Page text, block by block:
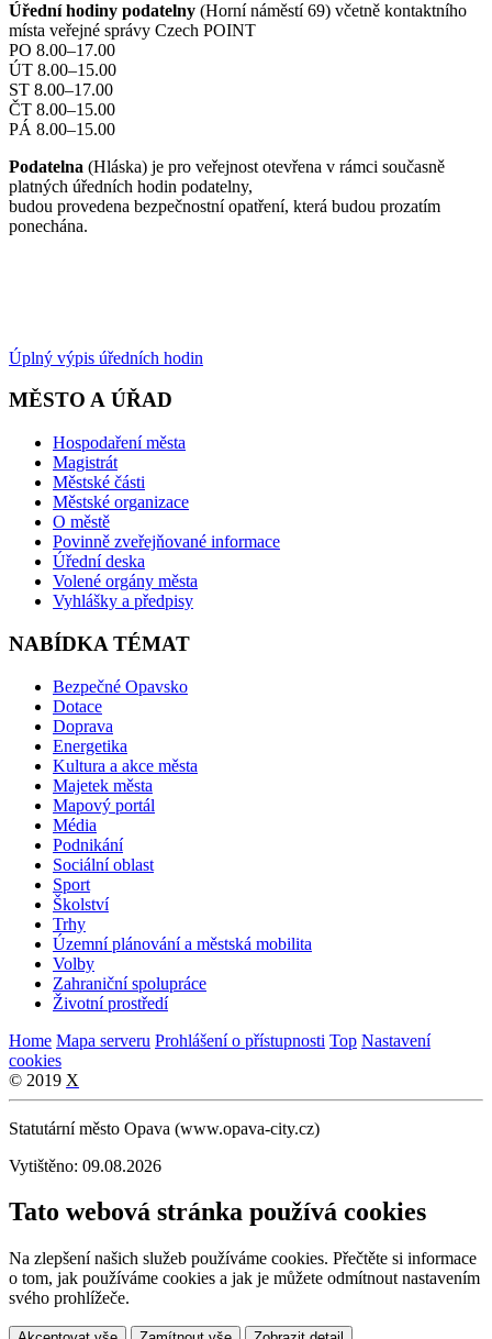
Úřední hodiny podatelny (Horní náměstí 69) včetně kontaktního
místa veřejné správy Czech POINT
PO 8.00–17.00
ÚT 8.00–15.00
ST 8.00–17.00
ČT 8.00–15.00
PÁ 8.00–15.00
Podatelna (Hláska) je pro veřejnost otevřena v rámci současně
platných úředních hodin podatelny,
budou provedena bezpečnostní opatření, která budou prozatím
ponechána.
Úplný výpis úředních hodin
MĚSTO A ÚŘAD
Hospodaření města
Magistrát
Městské části
Městské organizace
O městě
Povinně zveřejňované informace
Úřední deska
Volené orgány města
Vyhlášky a předpisy
NABÍDKA TÉMAT
Bezpečné Opavsko
Dotace
Doprava
Energetika
Kultura a akce města
Majetek města
Mapový portál
Média
Podnikání
Sociální oblast
Sport
Školství
Trhy
Územní plánování a městská mobilita
Volby
Zahraniční spolupráce
Životní prostředí
Home Mapa serveru Prohlášení o přístupnosti Top Nastavení
cookies
© 2019 X
Statutární město Opava (www.opava-city.cz)
Vytištěno: 09.08.2026
Tato webová stránka používá cookies
Na zlepšení našich služeb používáme cookies. Přečtěte si informace
o tom, jak používáme cookies a jak je můžete odmítnout nastavením
svého prohlížeče.